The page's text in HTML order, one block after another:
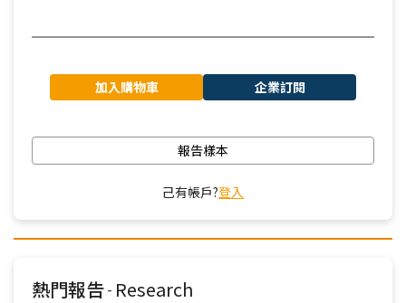
加入購物車 企業訂閱
報告樣本
己有帳戶?登入
熱門報告 - Research